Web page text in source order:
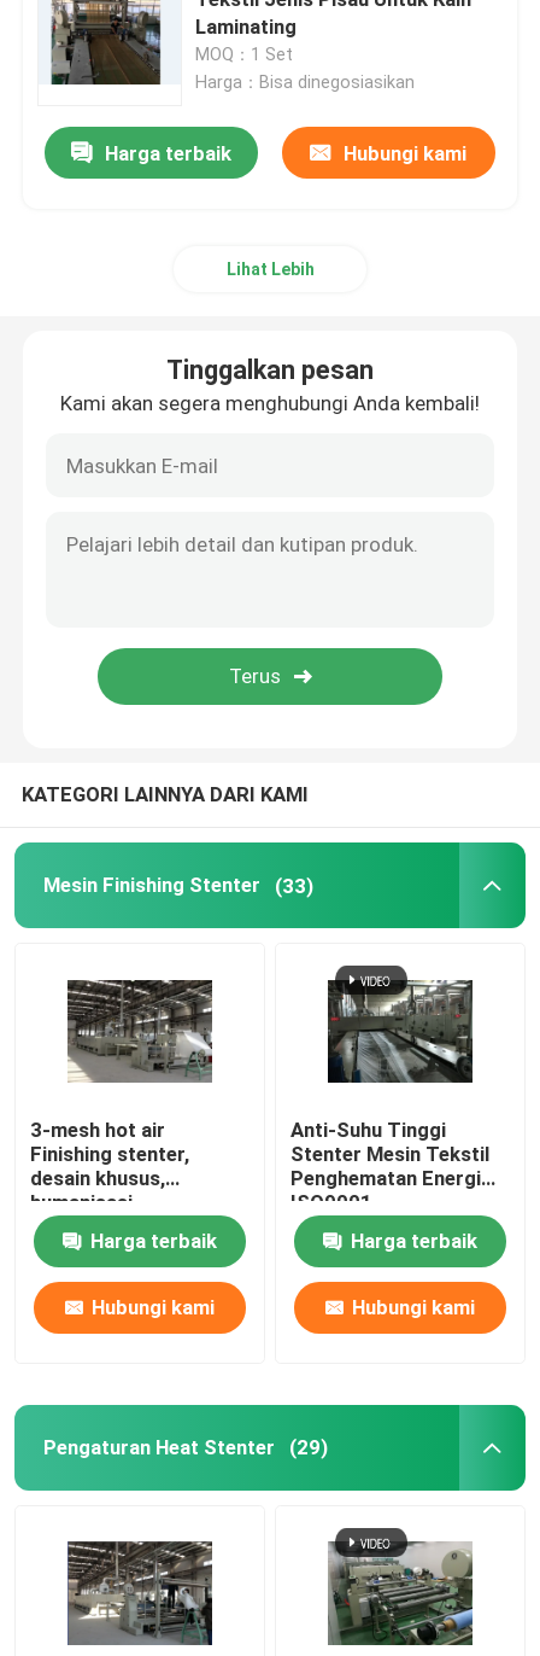
Mesin Hot Air Stenter
Mesin Stenter Tekstil
mesin cetak layar Rotary
Mesin Pengeringan Silinder
Scouring And Bleaching Range
Lini Produksi Serat Pokok Poliester
Laminating
MOQ：1 Set
Harga：Bisa dinegosiasikan
Harga terbaik Hubungi kami
Lihat Lebih
Tinggalkan pesan
Kami akan segera menghubungi Anda kembali!
KATEGORI LAINNYA DARI KAMI
Mesin Finishing Stenter (33)
3-mesh hot air
Finishing stenter,
desain khusus,
humanisasi
Harga terbaik
Hubungi kami
Anti-Suhu Tinggi
Stenter Mesin Tekstil
Penghematan Energi
ISO9001
Harga terbaik
Hubungi kami
Pengaturan Heat Stenter (29)